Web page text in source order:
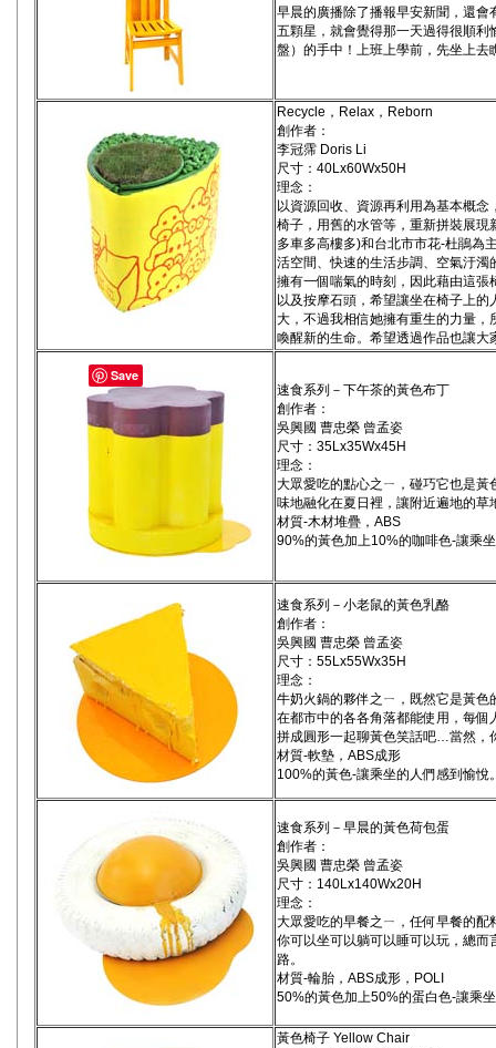
早晨的廣播除了播報早安新聞，還
五顆星，就會覺得那一天過得很順
盤）的手中！上班上學前，先坐上
Recycle，Relax，Reborn
創作者：
李冠霈 Doris Li
尺寸：40Lx60Wx50H
理念：
以資源回收、資源再利用為基本概
椅子，用舊的水管等，重新拼裝展
多車多高樓多)和台北市市花-杜鵑為
活空間、快速的生活步調、空氣汙
擁有一個喘氣的時刻，因此藉由這
以及按摩石頭，希望讓坐在椅子上
大，不過我相信她擁有重生的力量
喚醒新的生命。希望透過作品也讓大
速食系列－下午茶的黃色布丁
創作者：
吳興國 曹忠榮 曾孟姿
尺寸：35Lx35Wx45H
理念：
大眾愛吃的點心之ㄧ，碰巧它也是
味地融化在夏日裡，讓附近遍地的
材質-木材堆疊，ABS
90%的黃色加上10%的咖啡色-讓乘
速食系列－小老鼠的黃色乳酪
創作者：
吳興國 曹忠榮 曾孟姿
尺寸：55Lx55Wx35H
理念：
牛奶火鍋的夥伴之ㄧ，既然它是黃
在都市中的各各角落都能使用，每
拼成圓形一起聊黃色笑話吧…當然，
材質-軟墊，ABS成形
100%的黃色-讓乘坐的人們感到愉悅
速食系列－早晨的黃色荷包蛋
創作者：
吳興國 曹忠榮 曾孟姿
尺寸：140Lx140Wx20H
理念：
大眾愛吃的早餐之ㄧ，任何早餐的
你可以坐可以躺可以睡可以玩，總
路。
材質-輪胎，ABS成形，POLI
50%的黃色加上50%的蛋白色-讓乘
黃色椅子 Yellow Chair
Save